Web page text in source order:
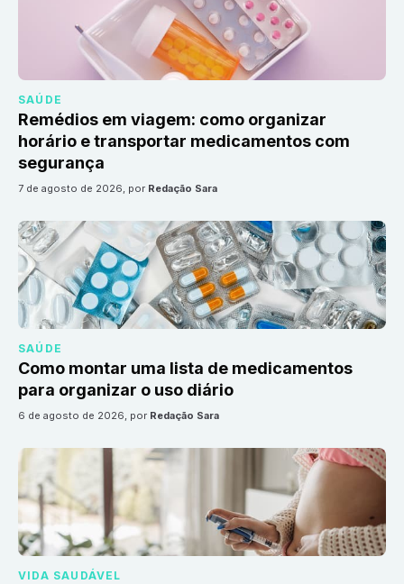
SAÚDE
Remédios em viagem: como organizar
horário e transportar medicamentos com
segurança
7 de agosto de 2026, por Redação Sara
SAÚDE
Como montar uma lista de medicamentos
para organizar o uso diário
6 de agosto de 2026, por Redação Sara
VIDA SAUDÁVEL